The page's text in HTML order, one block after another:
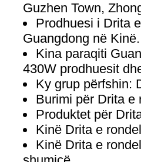
Guzhen Town,
Prodhuesi i Drita
Guangdong në Kinë.
Kina paraqiti
430W prodhuesit
Ky grup përfshin:
Burimi për Drita e
Produktet për
Kinë Drita e
Kinë Drita e